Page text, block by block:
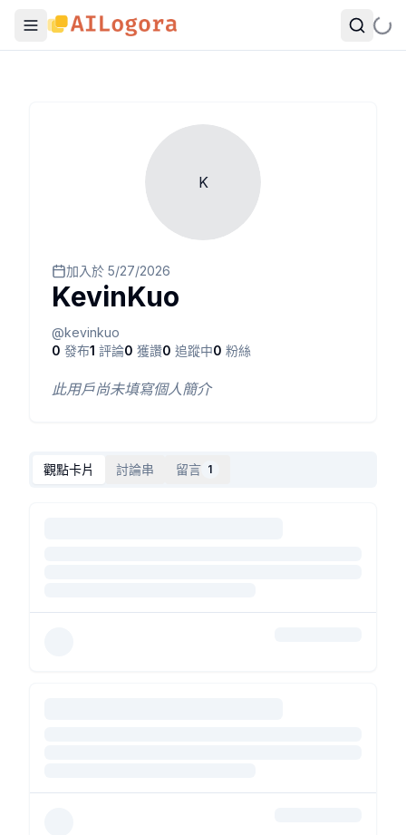
K
加入於 5/27/2026
KevinKuo
@kevinkuo
0 發布1 評論0 獲讚0 追蹤中0 粉絲
此用戶尚未填寫個人簡介
觀點卡片 討論串 留言 1